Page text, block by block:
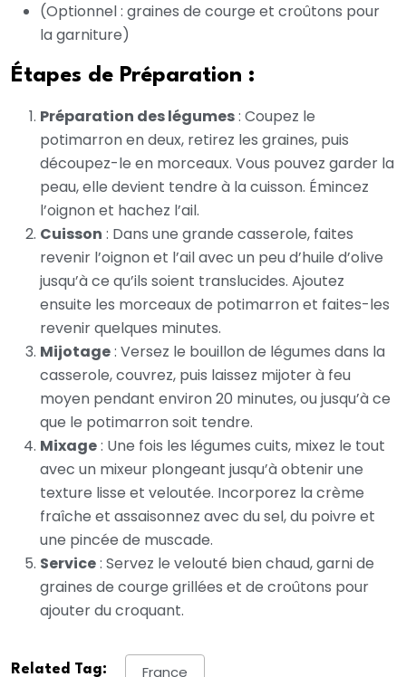
(Optionnel : graines de courge et croûtons pour
la garniture)
Étapes de Préparation :
Préparation des légumes: Coupez le
potimarron en deux, retirez les graines, puis
découpez-le en morceaux. Vous pouvez garder la
peau, elle devient tendre à la cuisson. Émincez
l’oignon et hachez l’ail.
Cuisson : Dans une grande casserole, faites
revenir l’oignon et l’ail avec un peu d’huile d’olive
jusqu’à ce qu’ils soient translucides. Ajoutez
ensuite les morceaux de potimarron et faites-les
revenir quelques minutes.
Mijotage: Versez le bouillon de légumes dans la
casserole, couvrez, puis laissez mijoter à feu
moyen pendant environ 20 minutes, ou jusqu’à ce
que le potimarron soit tendre.
Mixage: Une fois les légumes cuits, mixez le tout
avec un mixeur plongeant jusqu’à obtenir une
texture lisse et veloutée. Incorporez la crème
fraîche et assaisonnez avec du sel, du poivre et
une pincée de muscade.
Service: Servez le velouté bien chaud, garni de
graines de courge grillées et de croûtons pour
ajouter du croquant.
Related Tag: France